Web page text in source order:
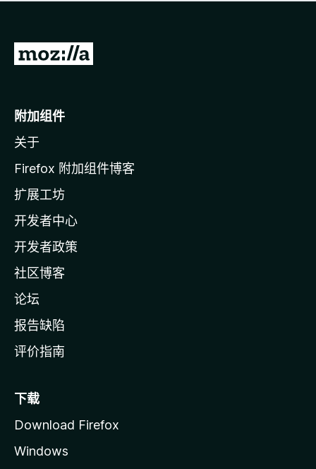
无
转
o
i
l
a
主
页
附加组件
关于
Firefox 附加组件博客
扩展工坊
开发者中心
开发者政策
社区博客
论坛
报告缺陷
评价指南
下载
Download Firefox
Windows